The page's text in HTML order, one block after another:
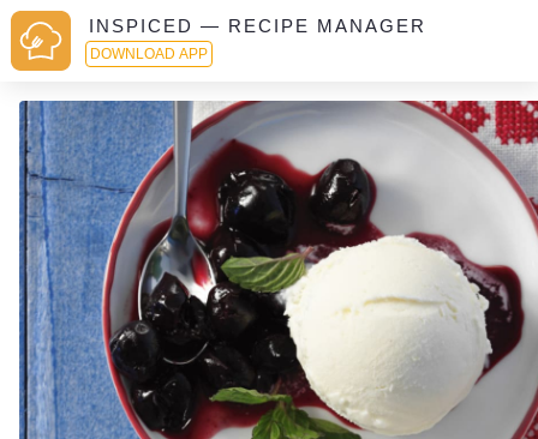
INSPICED — RECIPE MANAGER
DOWNLOAD APP